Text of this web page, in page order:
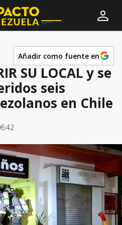
Añadir como fuente en
SU LOCAL y se
seis
en Chile